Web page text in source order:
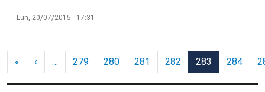
Lun, 20/07/2015 - 17:31
Paginación
« Primera página
‹ Página anterior
… 279 280 281 282 283 284